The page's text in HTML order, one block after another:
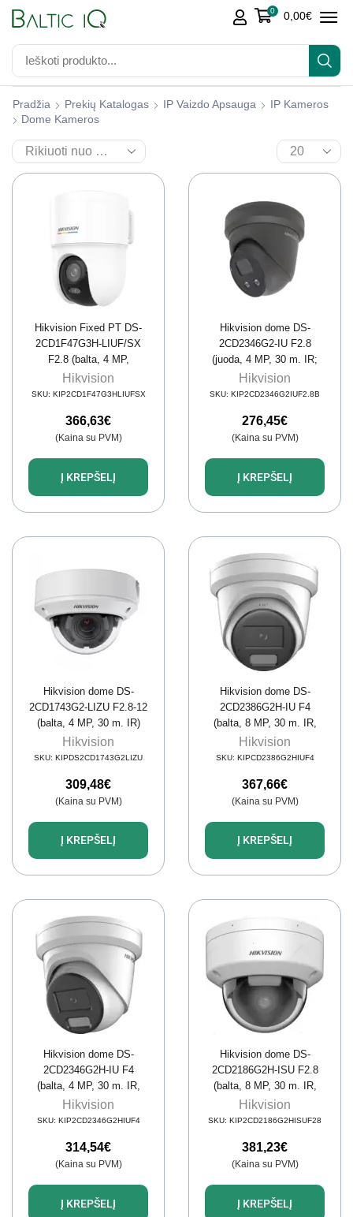
0 0,00€
Pradžia Prekių Katalogas IP Vaizdo Apsauga
IP Kameros
Dome Kameros
Hikvision Fixed PT DS-
2CD1F47G3H-LIUF/SX
F2.8 (balta, 4 MP,
ColorVu 3.0, 30 m LED,
Auto Tracking, PoE)
Hikvision
SKU: KIP2CD1F47G3HLIUFSX
366,63€
(Kaina su PVM)
Į KREPŠELĮ
Hikvision dome DS-
2CD2346G2-IU F2.8
(juoda, 4 MP, 30 m. IR;
AcuSense)
Hikvision
SKU: KIP2CD2346G2IUF2.8B
276,45€
(Kaina su PVM)
Į KREPŠELĮ
Hikvision dome DS-
2CD1743G2-LIZU F2.8-12
(balta, 4 MP, 30 m. IR)
Hikvision
SKU: KIPDS2CD1743G2LIZU
309,48€
(Kaina su PVM)
Į KREPŠELĮ
Hikvision dome DS-
2CD2386G2H-IU F4
(balta, 8 MP, 30 m. IR,
AcuSense)
Hikvision
SKU: KIPCD2386G2HIUF4
367,66€
(Kaina su PVM)
Į KREPŠELĮ
Hikvision dome DS-
2CD2346G2H-IU F4
(balta, 4 MP, 30 m. IR,
AcuSense)
Hikvision
SKU: KIP2CD2346G2HIUF4
314,54€
(Kaina su PVM)
Į KREPŠELĮ
Hikvision dome DS-
2CD2186G2H-ISU F2.8
(balta, 8 MP, 30 m. IR,
AcuSense)
Hikvision
SKU: KIP2CD2186G2HISUF28
381,23€
(Kaina su PVM)
Į KREPŠELĮ